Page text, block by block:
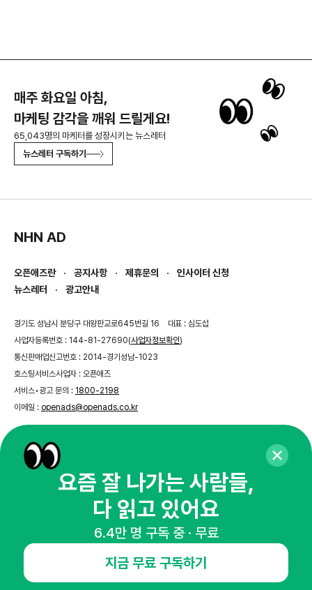
신청 날짜가 지났습니다.
매주 화요일 아침,
마케팅 감각을 깨워 드릴게요!
65,043명의 마케터를 성장시키는 뉴스레터
뉴스레터 구독하기
NHN AD
오픈애즈란 공지사항 제휴문의
인사이터 신청
뉴스레터
광고안내
경기도 성남시 분당구 대왕판교로645번길 16
대표 : 심도섭
사업자등록번호 : 144-81-27690(사업자정보확인)
통신판매업신고번호 : 2014-경기성남-1023
호스팅서비스사업자 : 오픈애즈
서비스•광고 문의 : 1800-2198
이메일 : openads@openads.co.kr
이용약관개인정보처리방침
threadkakaotalk
© NHN AD. All rights reserved.
요즘 잘 나가는 사람들,
다 읽고 있어요
6.4만 명 구독 중 · 무료
지금 무료 구독하기